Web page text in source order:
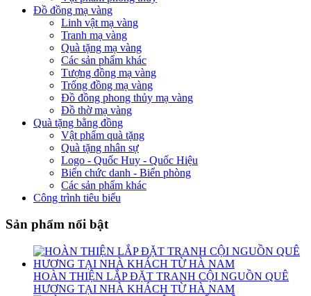
Đồ đồng mạ vàng
Linh vật mạ vàng
Tranh mạ vàng
Quà tặng mạ vàng
Các sản phẩm khác
Tượng đồng mạ vàng
Trống đồng mạ vàng
Đồ đồng phong thủy mạ vàng
Đồ thờ mạ vàng
Quà tặng bằng đồng
Vật phẩm quà tặng
Quà tặng nhân sự
Logo - Quốc Huy - Quốc Hiệu
Biển chức danh - Biển phòng
Các sản phẩm khác
Công trình tiêu biểu
Sản phẩm nổi bật
HOÀN THIỆN LẮP ĐẶT TRANH CỘI NGUỒN QUÊ
HƯƠNG TẠI NHÀ KHÁCH TỪ HÀ NAM